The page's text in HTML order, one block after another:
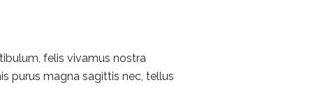
felis vivamus nostra
purus magna sagittis nec, tellus